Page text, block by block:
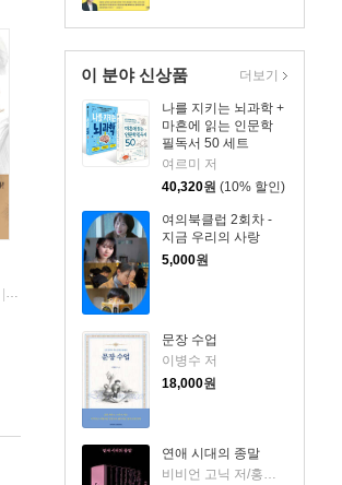
이 분야 신상품
나를 지키는 뇌과학 +
마흔에 읽는 인문학
필독서 50 세트
여르미 저
40,320원 (10% 할인)
여의북클럽 2회차 -
지금 우리의 사랑
5,000원
문장 수업
이병수 저
18,000원
연애 시대의 종말
비비언 고닉 저/홍한별 역
더보기
오팬하우스